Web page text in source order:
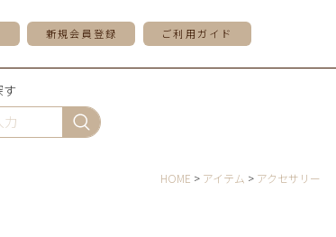
新規会員登録 ご利用ガイド
す
HOME アイテム アクセサリー